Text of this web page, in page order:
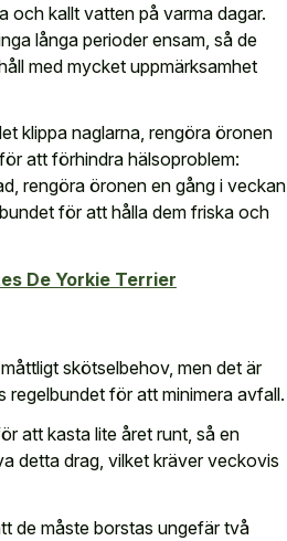
och kallt vatten på varma dagar.
långa perioder ensam, så de
med mycket uppmärksamhet
klippa naglarna, rengöra öronen
att förhindra hälsoproblem:
rengöra öronen en gång i veckan
för att hålla dem friska och
De Yorkie Terrier
skötselbehov, men det är
regelbundet för att minimera avfall.
att kasta lite året runt, så en
detta drag, vilket kräver veckovis
de måste borstas ungefär två